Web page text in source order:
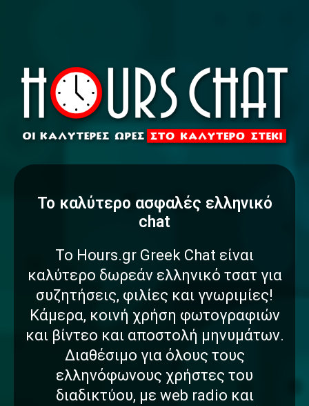
To καλύτερο ασφαλές ελληνικό
chat
Το Hours.gr Greek Chat είναι
καλύτερο δωρεάν ελληνικό τσατ για
συζητήσεις, φιλίες και γνωριμίες!
Κάμερα, κοινή χρήση φωτογραφιών
και βίντεο και αποστολή μηνυμάτων.
Διαθέσιμο για όλους τους
ελληνόφωνους χρήστες του
διαδικτύου, με web radio και